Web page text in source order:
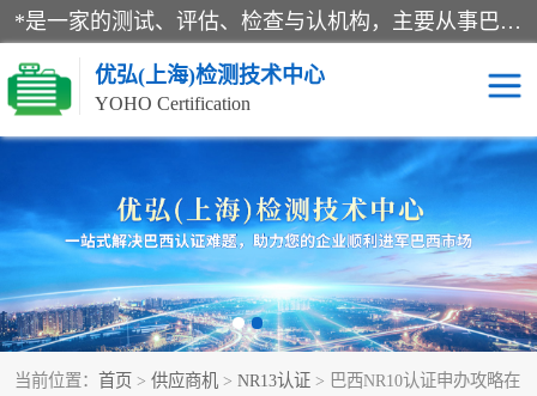
*是一家的测试、评估、检查与认机构，主要从事巴西NR10认证、NR12认证、NR13认证；ANATEL认证、INMTRO认证，欧盟CE认证：MD认证，PED认证，MID认证，ATEX认证，德国蓝色天使认证。
优弘(上海)检测技术中心
YOHO Certification
当前位置： 首页 > 供应商机 > NR13认证 > 巴西NR10认证申办攻略在
RECYCLASS认证 NR10认证
NR12认证 NR13认证
ART认证 巴西NR认证
巴西认证 RETIE认证